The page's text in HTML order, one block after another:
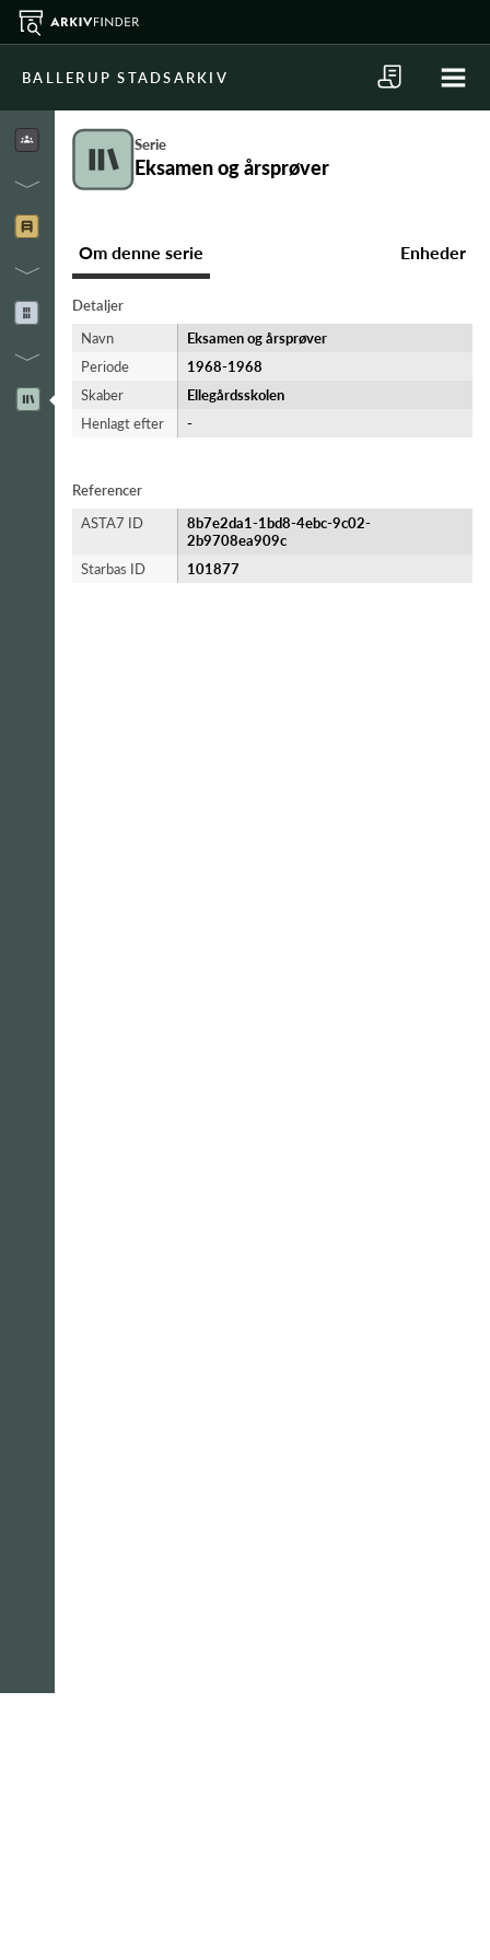
BALLERUP STADSARKIV
Serie
Eksamen og årsprøver
Om denne serie Enheder
Detaljer
Navn
Eksamen og årsprøver
Periode
1968-​1968
Skaber
Ellegårdsskolen
Henlagt efter
-
Referencer
ASTA7 ID
8b7e2da1-1bd8-4ebc-9c02-
2b9708ea909c
Starbas ID
101877